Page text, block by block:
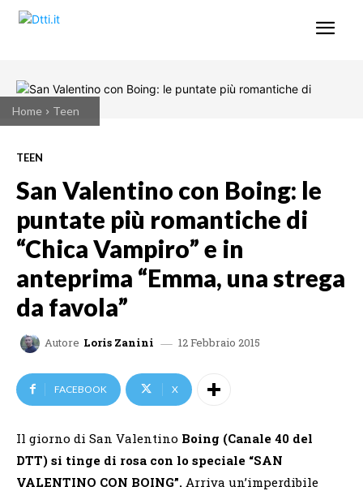
Home Teen
TEEN
San Valentino con Boing: le
puntate più romantiche di
“Chica Vampiro” e in
anteprima “Emma, una strega
da favola”
Autore Loris Zanini 12 Febbraio 2015
FACEBOOK X
Il giorno di San Valentino Boing (Canale 40 del
DTT) si tinge di rosa con lo speciale “SAN
VALENTINO CON BOING”. Arriva un’imperdibile